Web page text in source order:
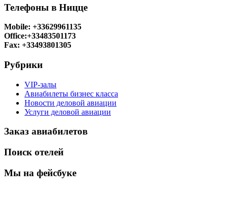
Телефоны в Ницце
Mobile: +33629961135
Office:+33483501173
Fax: +33493801305
Рубрики
VIP-залы
Авиабилеты бизнес класса
Новости деловой авиации
Услуги деловой авиации
Заказ авиабилетов
Поиск отелей
Мы на фейсбуке